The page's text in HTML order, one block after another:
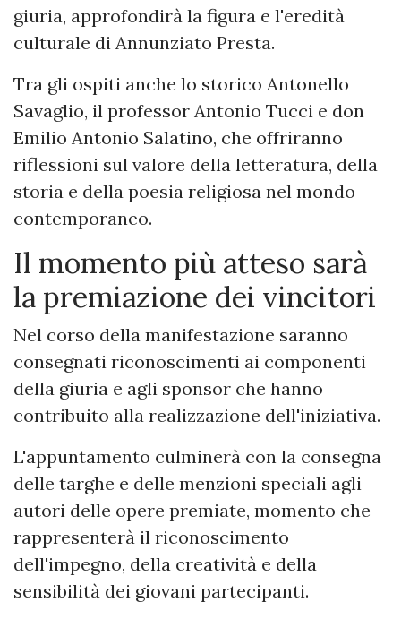
giuria, approfondirà la figura e l'eredità
culturale di Annunziato Presta.
Tra gli ospiti anche lo storico Antonello
Savaglio, il professor Antonio Tucci e don
Emilio Antonio Salatino, che offriranno
riflessioni sul valore della letteratura, della
storia e della poesia religiosa nel mondo
contemporaneo.
Il momento più atteso sarà
la premiazione dei vincitori
Nel corso della manifestazione saranno
consegnati riconoscimenti ai componenti
della giuria e agli sponsor che hanno
contribuito alla realizzazione dell'iniziativa.
L'appuntamento culminerà con la consegna
delle targhe e delle menzioni speciali agli
autori delle opere premiate, momento che
rappresenterà il riconoscimento
dell'impegno, della creatività e della
sensibilità dei giovani partecipanti.